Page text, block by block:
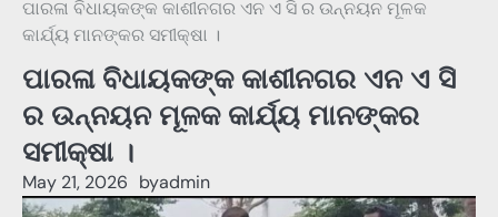
ପାରଳା ବିଧାୟକଙ୍କ କାଶୀନଗର ଏନ ଏ ସି ର ଉନ୍ନୟନ ମୂଳକ
କାର୍ଯ୍ୟ ମାନଙ୍କର ସମୀକ୍ଷା ।
ପାରଳା ବିଧାୟକଙ୍କ କାଶୀନଗର ଏନ ଏ ସି
ର ଉନ୍ନୟନ ମୂଳକ କାର୍ଯ୍ୟ ମାନଙ୍କର
ସମୀକ୍ଷା ।
May 21, 2026 byadmin